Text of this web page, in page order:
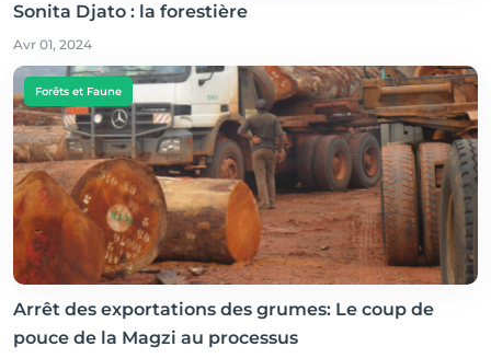
Sonita Djato : la forestière
Avr 01, 2024
Forêts et Faune
Arrêt des exportations des grumes: Le coup de
pouce de la Magzi au processus